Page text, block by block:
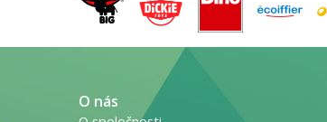
O nás